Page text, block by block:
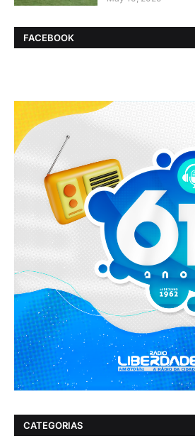
FACEBOOK
CATEGORIAS